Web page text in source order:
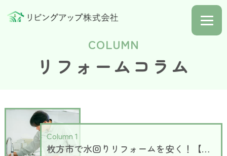
お知らせ
施工事例
コラム
COLUMN
リフォームコラム
Column 1
枚方市で水回りリフォームを安く！【キッチン・浴室・トイレの費用相場】